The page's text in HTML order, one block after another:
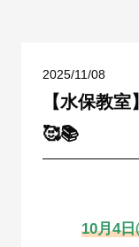
2025/11/08
【水保教
🥰📚
10月4